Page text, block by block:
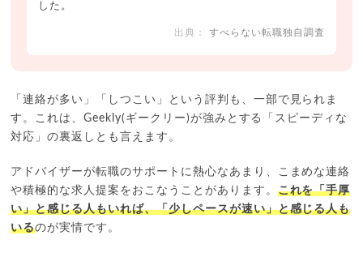
した。
すべらない転職独自調査
「連絡が多い」「しつこい」という評判も、一部で見られま
す。これは、Geekly(ギークリー)が強みとする「スピーディな
対応」の裏返しとも言えます。
アドバイザーが転職のサポートに熱心なあまり、こまめな連絡
や積極的な求人提案をおこなうことがあります。 これを「手厚
い」と感じる人もいれば、「少しペースが速い」と感じる人も
いるのが実情です。